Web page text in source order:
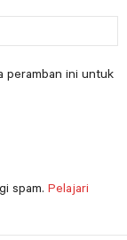
peramban ini untuk
spam. Pelajari